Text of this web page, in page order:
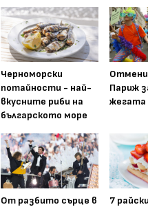
Черноморски
потайности - най-
вкусните риби на
българското море
Париж
жегата
От разбито сърце в
7